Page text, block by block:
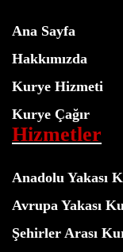
Ana Sayfa
Hakkımızda
Kurye Hizmeti
Kurye Çağır
Hizmetler
Anadolu Yakası
Avrupa Yakası
Şehirler Arası